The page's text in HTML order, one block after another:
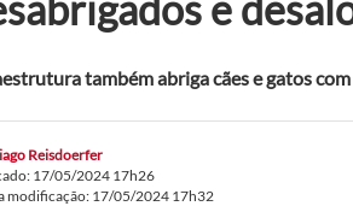
também abriga cães e gatos
Reisdoerfer
17/05/2024 17h26
modificação: 17/05/2024 17h32